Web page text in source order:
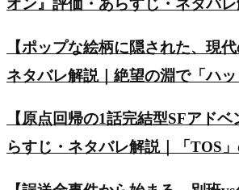
オン』評価・あらすじ・ネタバ
【ポップな絵柄に隠された、現
ネタバレ解説｜絶望の淵で「ハ
【原点回帰の1話完結型SFアド
らすじ・ネタバレ解説｜「TOS